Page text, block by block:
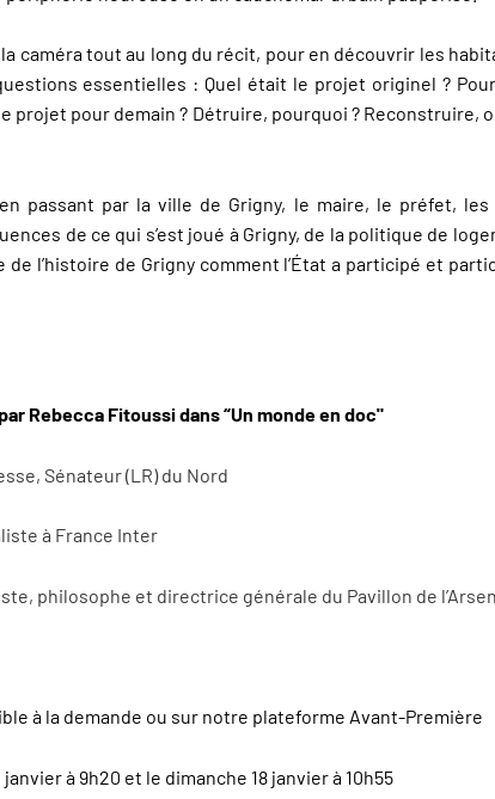
la caméra tout au long du récit, pour en découvrir les
essentielles : Quel était le projet originel ?
projet pour demain ? Détruire, pourquoi ? Reconstruire,
passant par la ville de Grigny, le maire, le préfet,
de ce qui s’est joué à Grigny, de la politique de
de l’histoire de Grigny comment l’État a participé et
Rebecca Fitoussi dans “Un monde en doc"
Sénateur (LR) du Nord
à France Inter
philosophe et directrice générale du Pavillon de
à la demande ou sur notre plateforme Avant-Première
à 9h20 et le dimanche 18 janvier à 10h55